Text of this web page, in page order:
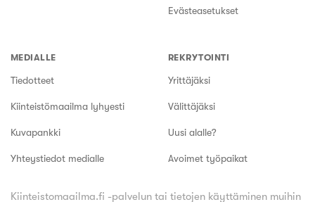
Evästeasetukset
MEDIALLE
Tiedotteet
Kiinteistömaailma lyhyesti
Kuvapankki
Yhteystiedot medialle
REKRYTOINTI
Yrittäjäksi
Välittäjäksi
Uusi alalle?
Avoimet työpaikat
Kiinteistomaailma.fi -palvelun tai tietojen käyttäminen muihin